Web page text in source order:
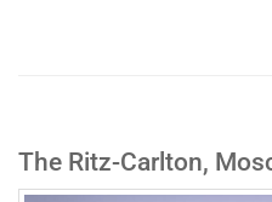
The Ritz-Carlton,